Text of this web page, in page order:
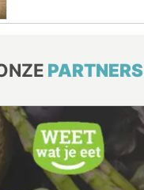
PARTNERS